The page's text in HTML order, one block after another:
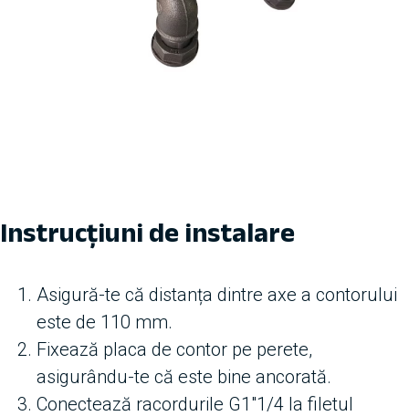
Instrucțiuni de instalare
Asigură-te că distanța dintre axe a contorului
este de 110 mm.
Fixează placa de contor pe perete,
asigurându-te că este bine ancorată.
Conectează racordurile G1″1/4 la filetul